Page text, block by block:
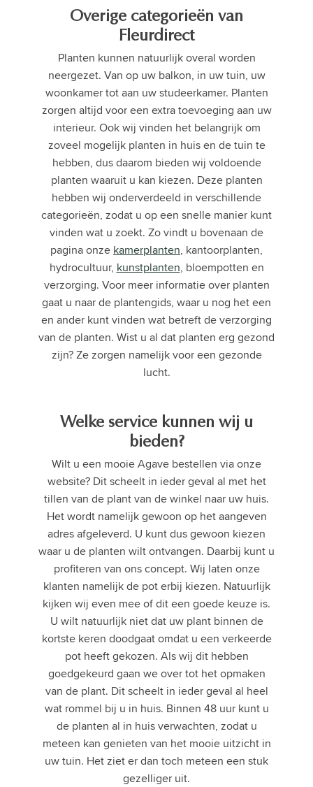
Overige categorieën van
Fleurdirect
Planten kunnen natuurlijk overal worden
neergezet. Van op uw balkon, in uw tuin, uw
woonkamer tot aan uw studeerkamer. Planten
zorgen altijd voor een extra toevoeging aan uw
interieur. Ook wij vinden het belangrijk om
zoveel mogelijk planten in huis en de tuin te
hebben, dus daarom bieden wij voldoende
planten waaruit u kan kiezen. Deze planten
hebben wij onderverdeeld in verschillende
categorieën, zodat u op een snelle manier kunt
vinden wat u zoekt. Zo vindt u bovenaan de
pagina onze kamerplanten, kantoorplanten,
hydrocultuur, kunstplanten, bloempotten en
verzorging. Voor meer informatie over planten
gaat u naar de plantengids, waar u nog het een
en ander kunt vinden wat betreft de verzorging
van de planten. Wist u al dat planten erg gezond
zijn? Ze zorgen namelijk voor een gezonde
lucht.
Welke service kunnen wij u
bieden?
Wilt u een mooie Agave bestellen via onze
website? Dit scheelt in ieder geval al met het
tillen van de plant van de winkel naar uw huis.
Het wordt namelijk gewoon op het aangeven
adres afgeleverd. U kunt dus gewoon kiezen
waar u de planten wilt ontvangen. Daarbij kunt u
profiteren van ons concept. Wij laten onze
klanten namelijk de pot erbij kiezen. Natuurlijk
kijken wij even mee of dit een goede keuze is.
U wilt natuurlijk niet dat uw plant binnen de
kortste keren doodgaat omdat u een verkeerde
pot heeft gekozen. Als wij dit hebben
goedgekeurd gaan we over tot het opmaken
van de plant. Dit scheelt in ieder geval al heel
wat rommel bij u in huis. Binnen 48 uur kunt u
de planten al in huis verwachten, zodat u
meteen kan genieten van het mooie uitzicht in
uw tuin. Het ziet er dan toch meteen een stuk
gezelliger uit.